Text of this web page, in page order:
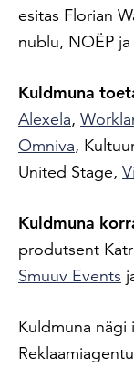
esitas Florian
nublu, NOËP
Kuldmuna
Alexela,
Omniva,
United Stage,
Kuldmuna
produtsent
Smuuv Events
Kuldmuna nägi